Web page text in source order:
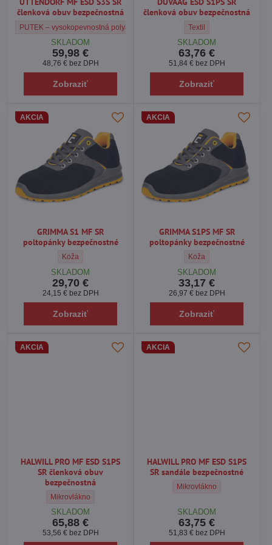
členková obuv bezpečnostná
UTTENDORF MF ESD S3S SR členková obuv bezpečnostná - Vrchný
PUTEK – vysokopevnostná polyamidová tkanina
SKLADOM
59,98 €
48,76 € bez DPH
Zobraziť
členková obuv bezpečnostná
DUVAAG ESD S1PS
Textil
SKLADOM
63,76 €
51,84 € bez DPH
Zobraziť
AKCIA
GRIMMA S1 MF SR
poltopánky bezpečnostné
GRIMMA S1 MF SR poltopánky bezpečnostné - Vrchný
Koža
SKLADOM
29,70 €
24,15 € bez DPH
Zobraziť
AKCIA
GRIMMA S1PS MF SR
poltopánky bezpečnostné
GRIMMA S1PS MF SR
Koža
SKLADOM
33,17 €
26,97 € bez DPH
Zobraziť
AKCIA
HALWILL PRO MF ESD S1PS
SR členková obuv
bezpečnostná
HALWILL PRO MF ESD S1PS SR členková obuv bezpečnostná -
Mikrovlákno
SKLADOM
65,88 €
53,56 € bez DPH
AKCIA
HALWILL PRO MF ESD S1PS
SR sandále bezpečnostné
HALWILL PRO MF ESD
Mikrovlákno
SKLADOM
63,75 €
51,83 € bez DPH